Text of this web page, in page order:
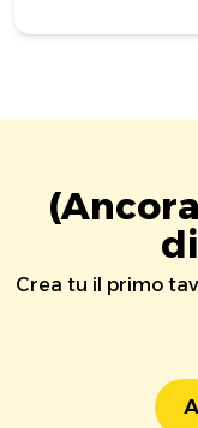
Crea tu il primo